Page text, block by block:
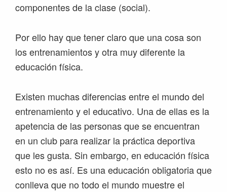
componentes de la clase (social).
Por ello hay que tener claro que una cosa son
los entrenamientos y otra muy diferente la
educación física.
Existen muchas diferencias entre el mundo del
entrenamiento y el educativo. Una de ellas es la
apetencia de las personas que se encuentran
en un club para realizar la práctica deportiva
que les gusta. Sin embargo, en educación física
esto no es así. Es una educación obligatoria que
conlleva que no todo el mundo muestre el